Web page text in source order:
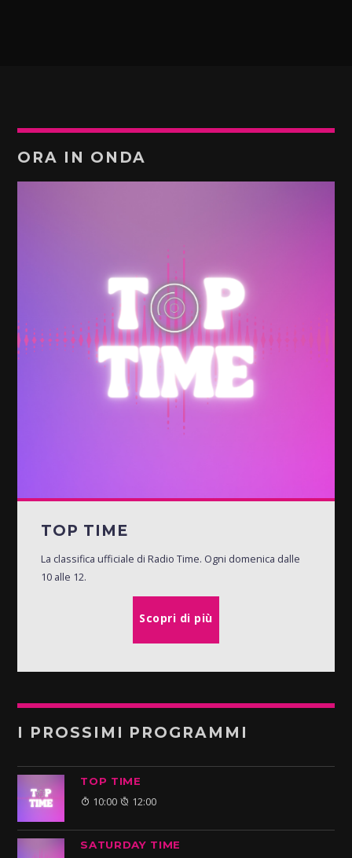
ORA IN ONDA
TOP TIME
La classifica ufficiale di Radio Time. Ogni domenica dalle
10 alle 12.
Scopri di più
I PROSSIMI PROGRAMMI
TOP TIME
10:00 12:00
SATURDAY TIME